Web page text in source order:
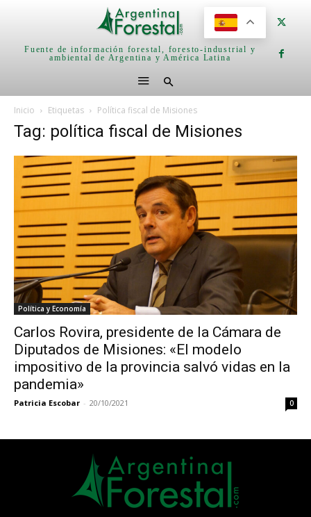
Fuente de información forestal, foresto-industrial y
ambiental de Argentina y América Latina
Inicio Etiquetas Política fiscal de Misiones
Tag: política fiscal de Misiones
Política y Economía
Carlos Rovira, presidente de la Cámara de
Diputados de Misiones: «El modelo
impositivo de la provincia salvó vidas en la
pandemia»
Patricia Escobar - 20/10/2021 0